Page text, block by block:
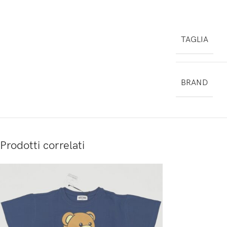
TAGLIA
BRAND
Prodotti correlati